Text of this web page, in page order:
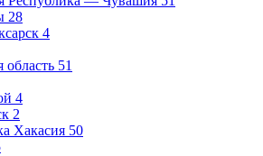
28
4
область 51
4
2
Хакасия 50